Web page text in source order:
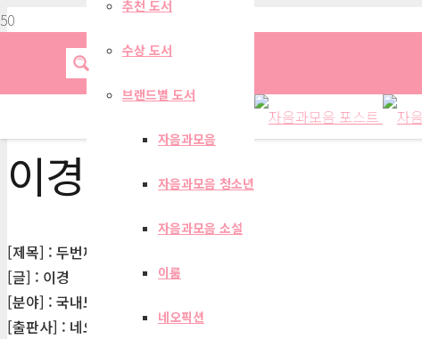
추천 도서
수상 도서
브랜드별 도서
자음과모음
자음과모음 청소년
자음과모음 소설
이룸
네오픽션
이경
[제목] : 두번째 지구 타이드
[글] : 이경
[분야] : 국내도서> 소설 > 한국 장편소설
[출판사] : 네오북스